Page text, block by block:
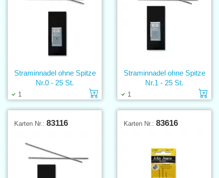
1 Einlage in den Warenkorb
Straminnadel ohne Spitze
Nr.0 - 25 St.
1
Straminnadel ohne Spitze
Nr.1 - 25 St.
Karten Nr.: 83116 Karten Nr.: 83616